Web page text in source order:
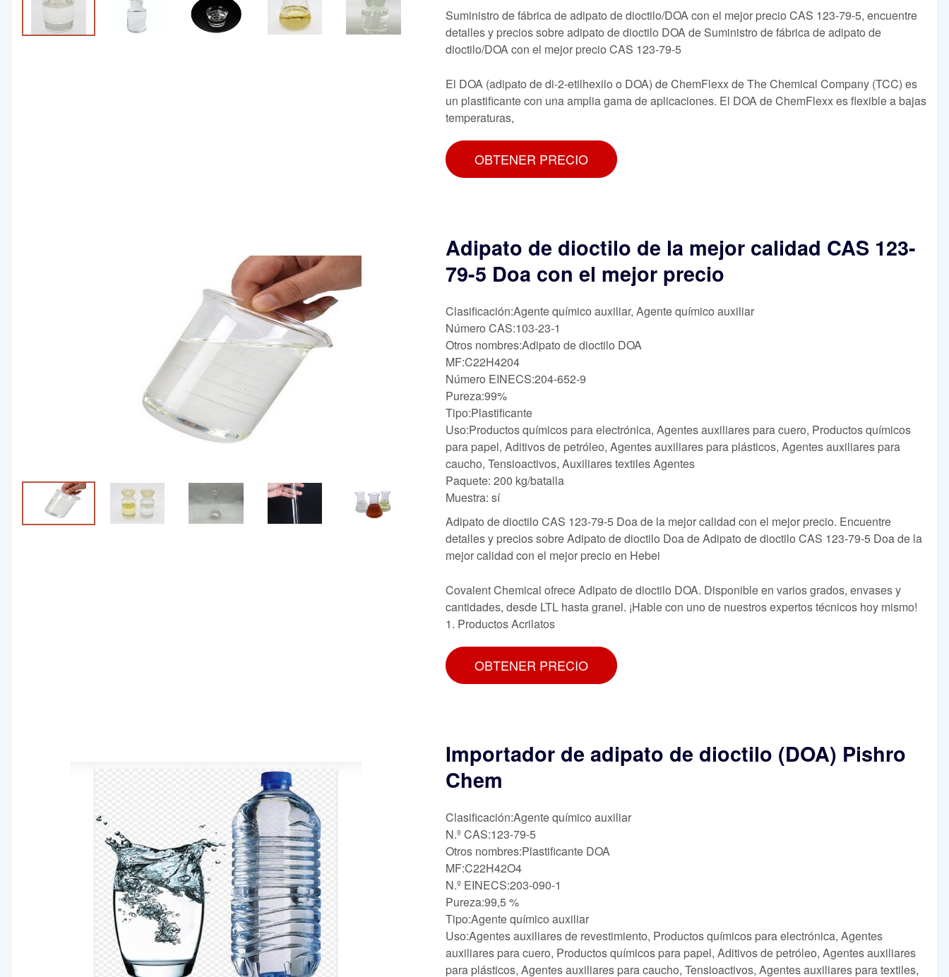
Suministro de fábrica de adipato de dioctilo/DOA con el mejor precio CAS 123-79-5, encuentre
detalles y precios sobre adipato de dioctilo DOA de Suministro de fábrica de adipato de
dioctilo/DOA con el mejor precio CAS 123-79-5
El DOA (adipato de di-2-etilhexilo o DOA) de ChemFlexx de The Chemical Company (TCC) es
un plastificante con una amplia gama de aplicaciones. El DOA de ChemFlexx es flexible a bajas
temperaturas,
OBTENER PRECIO
Adipato de dioctilo de la mejor calidad CAS 123-
79-5 Doa con el mejor precio
Clasificación:Agente químico auxiliar, Agente químico auxiliar
Número CAS:103-23-1
Otros nombres:Adipato de dioctilo DOA
MF:C22H4204
Número EINECS:204-652-9
Pureza:99%
Tipo:Plastificante
Uso:Productos químicos para electrónica, Agentes auxiliares para cuero, Productos químicos
para papel, Aditivos de petróleo, Agentes auxiliares para plásticos, Agentes auxiliares para
caucho, Tensioactivos, Auxiliares textiles Agentes
Paquete: 200 kg/batalla
Muestra: sí
Adipato de dioctilo CAS 123-79-5 Doa de la mejor calidad con el mejor precio. Encuentre
detalles y precios sobre Adipato de dioctilo Doa de Adipato de dioctilo CAS 123-79-5 Doa de la
mejor calidad con el mejor precio en Hebei
Covalent Chemical ofrece Adipato de dioctilo DOA. Disponible en varios grados, envases y
cantidades, desde LTL hasta granel. ¡Hable con uno de nuestros expertos técnicos hoy mismo!
1. Productos Acrilatos
OBTENER PRECIO
Importador de adipato de dioctilo (DOA) Pishro
Chem
Clasificación:Agente químico auxiliar
N.º CAS:123-79-5
Otros nombres:Plastificante DOA
MF:C22H42O4
N.º EINECS:203-090-1
Pureza:99,5 %
Tipo:Agente químico auxiliar
Uso:Agentes auxiliares de revestimiento, Productos químicos para electrónica, Agentes
auxiliares para cuero, Productos químicos para papel, Aditivos de petróleo, Agentes auxiliares
para plásticos, Agentes auxiliares para caucho, Tensioactivos, Agentes auxiliares para textiles,